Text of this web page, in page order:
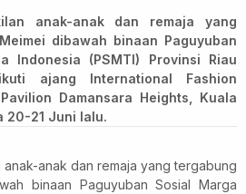
anak-anak dan remaja yang
dibawah binaan Paguyuban
Indonesia (PSMTI) Provinsi Riau
ajang International Fashion
Damansara Heights, Kuala
20-21 Juni lalu.
anak-anak dan remaja yang tergabung
binaan Paguyuban Sosial Marga